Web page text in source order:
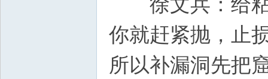
你就赶紧抛，止
所以补漏洞先把